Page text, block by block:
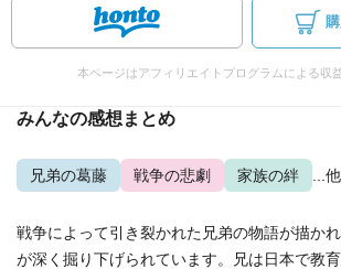
本ページはアフィリエイトプログラムによる収
みんなの感想まとめ
兄弟の葛藤 戦争の悲劇 家族の絆 ...
戦争によって引き裂かれた兄弟の物語が描か
が深く掘り下げられています。兄は日本で教